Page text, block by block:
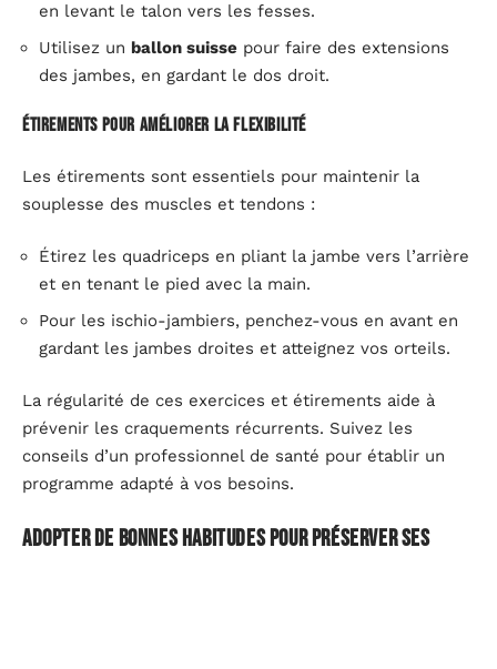
en levant le talon vers les fesses.
Utilisez un ballon suisse pour faire des extensions
des jambes, en gardant le dos droit.
Étirements pour améliorer la flexibilité
Les étirements sont essentiels pour maintenir la
souplesse des muscles et tendons :
Étirez les quadriceps en pliant la jambe vers l’arrière
et en tenant le pied avec la main.
Pour les ischio-jambiers, penchez-vous en avant en
gardant les jambes droites et atteignez vos orteils.
La régularité de ces exercices et étirements aide à
prévenir les craquements récurrents. Suivez les
conseils d’un professionnel de santé pour établir un
programme adapté à vos besoins.
Adopter de bonnes habitudes pour préserver ses